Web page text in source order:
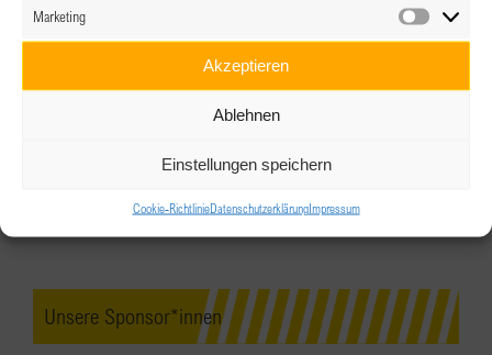
Marketing
Akzeptieren
Ablehnen
Einstellungen speichern
Cookie-RichtlinieDatenschutzerklärungImpressum
Unsere Sponsor*innen